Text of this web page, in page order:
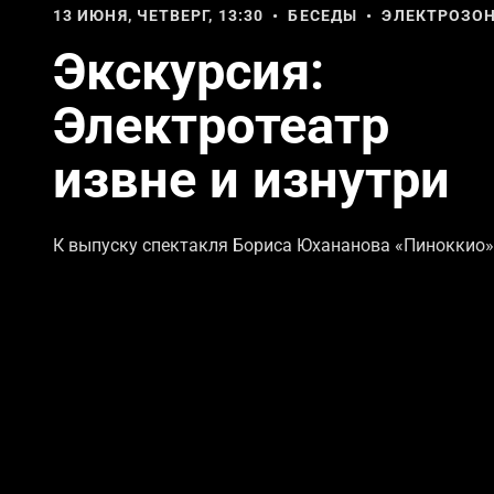
13 ИЮНЯ, ЧЕТВЕРГ, 13:30 • БЕСЕДЫ •
Экскурсия:
Электротеатр
извне и изнутри
К выпуску спектакля Бориса Юхананова «Пиноккио»